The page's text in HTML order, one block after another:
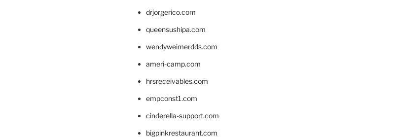
drjorgerico.com
queensushipa.com
wendyweimerdds.com
ameri-camp.com
hrsreceivables.com
empconst1.com
cinderella-support.com
bigpinkrestaurant.com